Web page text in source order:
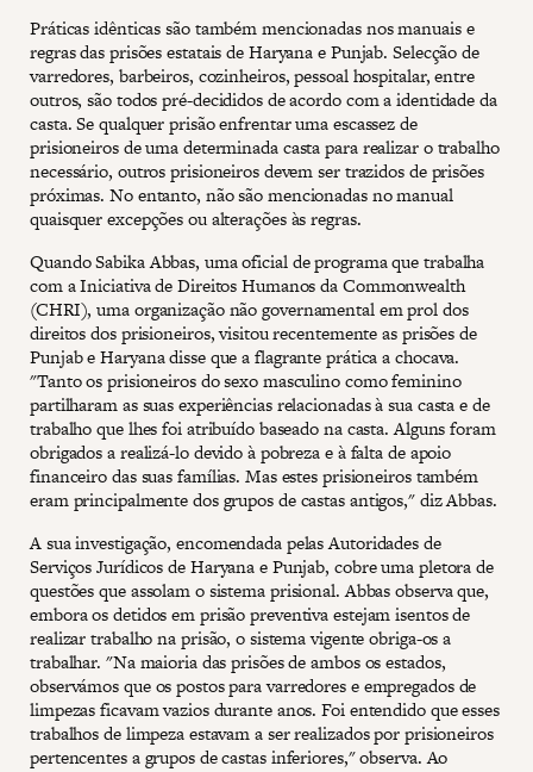
Práticas idênticas são também mencionadas nos manuais e
regras das prisões estatais de Haryana e Punjab. Selecção de
varredores, barbeiros, cozinheiros, pessoal hospitalar, entre
outros, são todos pré-decididos de acordo com a identidade da
casta. Se qualquer prisão enfrentar uma escassez de
prisioneiros de uma determinada casta para realizar o trabalho
necessário, outros prisioneiros devem ser trazidos de prisões
próximas. No entanto, não são mencionadas no manual
quaisquer excepções ou alterações às regras.
Quando Sabika Abbas, uma oficial de programa que trabalha
com a Iniciativa de Direitos Humanos da Commonwealth
(CHRI), uma organização não governamental em prol dos
direitos dos prisioneiros, visitou recentemente as prisões de
Punjab e Haryana disse que a flagrante prática a chocava.
"Tanto os prisioneiros do sexo masculino como feminino
partilharam as suas experiências relacionadas à sua casta e de
trabalho que lhes foi atribuído baseado na casta. Alguns foram
obrigados a realizá-lo devido à pobreza e à falta de apoio
financeiro das suas famílias. Mas estes prisioneiros também
eram principalmente dos grupos de castas antigos," diz Abbas.
A sua investigação, encomendada pelas Autoridades de
Serviços Jurídicos de Haryana e Punjab, cobre uma pletora de
questões que assolam o sistema prisional. Abbas observa que,
embora os detidos em prisão preventiva estejam isentos de
realizar trabalho na prisão, o sistema vigente obriga-os a
trabalhar. "Na maioria das prisões de ambos os estados,
observámos que os postos para varredores e empregados de
limpezas ficavam vazios durante anos. Foi entendido que esses
trabalhos de limpeza estavam a ser realizados por prisioneiros
pertencentes a grupos de castas inferiores," observa. Ao